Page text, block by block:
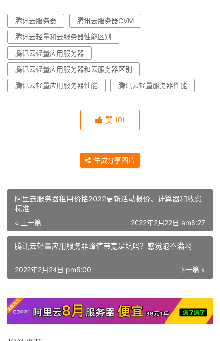
腾讯云服务器
腾讯云服务器CVM
腾讯云轻量和云服务器性能区别
腾讯云轻量应用服务器
腾讯云轻量应用服务器和云服务器区别
腾讯云轻量应用服务器性能
腾讯云轻量服务器性能
赞 (0)
生成分享图片
阿里云服务器租用价格2022更新活动报价、计算器和收费
标准
« 上一篇 2022年2月22日 am8:27
腾讯云轻量应用服务器峰值带宽是坑吗？感觉跑不满啊
下一篇 »
2022年2月24日 pm5:00